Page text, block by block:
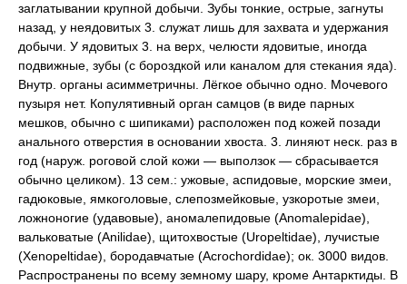
заглатывании крупной добычи. Зубы тонкие, острые, загнуты
назад, у неядовитых 3. служат лишь для захвата и удержания
добычи. У ядовитых 3. на верх, челюсти ядовитые, иногда
подвижные, зубы (с бороздкой или каналом для стекания яда).
Внутр. органы асимметричны. Лёгкое обычно одно. Мочевого
пузыря нет. Копулятивный орган самцов (в виде парных
мешков, обычно с шипиками) расположен под кожей позади
анального отверстия в основании хвоста. 3. линяют неск. раз в
год (наруж. роговой слой кожи — выползок — сбрасывается
обычно целиком). 13 сем.: ужовые, аспидовые, морские змеи,
гадюковые, ямкоголовые, слепозмейковые, узкоротые змеи,
ложноногие (удавовые), аномалепидовые (Anomalepidae),
вальковатые (Anilidae), щитохвостые (Uropeltidae), лучистые
(Xenopeltidae), бородавчатые (Acrochordidae); ок. 3000 видов.
Распространены по всему земному шару, кроме Антарктиды. В